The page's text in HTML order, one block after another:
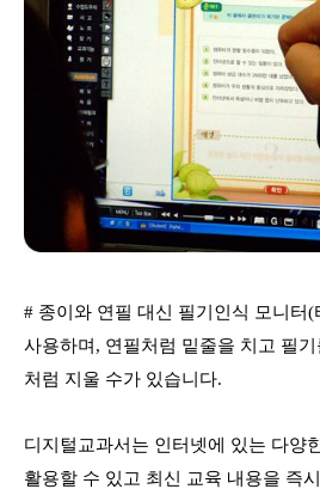
# 종이와 연필 대신 필기인식 모니터
사용하며, 연필처럼 밑줄을 치고 필
처럼 지울 수가 있습니다.
디지털교과서는 인터넷에 있는 다양
활용할 수 있고 최신 교육 내용을 즉